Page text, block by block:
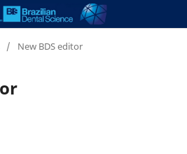
/ New BDS editor